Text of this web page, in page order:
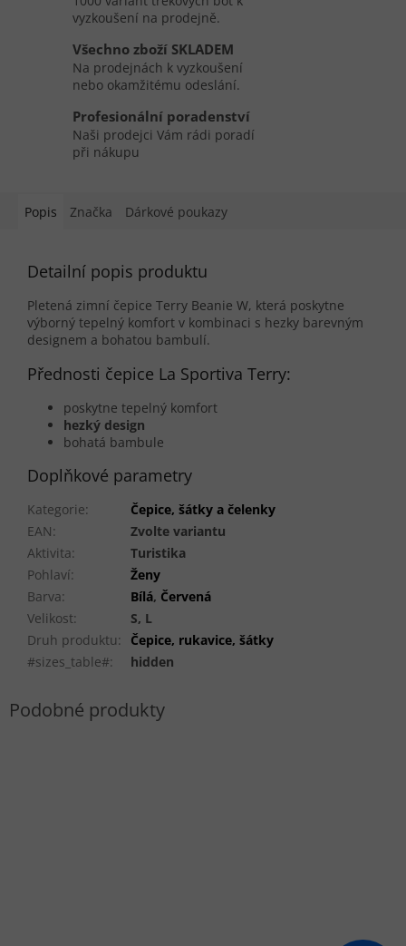
vyzkoušení na prodejně.
Všechno zboží SKLADEM
Na prodejnách k vyzkoušení
nebo okamžitému odeslání.
Profesionální poradenství
Naši prodejci Vám rádi poradí
při nákupu
Popis Značka Dárkové poukazy
Detailní popis produktu
Pletená zimní čepice Terry Beanie W, která poskytne
výborný tepelný komfort v kombinaci s hezky barevným
designem a bohatou bambulí.
Přednosti čepice La Sportiva Terry:
poskytne tepelný komfort
hezký design
bohatá bambule
Doplňkové parametry
Kategorie:
Čepice, šátky a čelenky
EAN:
Zvolte variantu
Aktivita:
Turistika
Pohlaví:
Ženy
Barva: Bílá, Červená
Velikost:
S, L
Druh produktu:
Čepice, rukavice, šátky
#sizes_table#: hidden